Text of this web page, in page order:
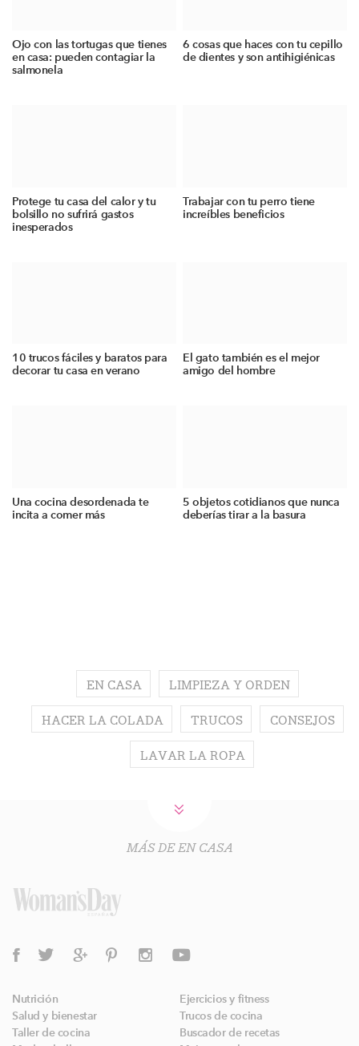
Ojo con las tortugas que tienes
en casa: pueden contagiar la
salmonela
6 cosas que haces con tu cepillo
de dientes y son antihigiénicas
Protege tu casa del calor y tu
bolsillo no sufrirá gastos
inesperados
Trabajar con tu perro tiene
increíbles beneficios
10 trucos fáciles y baratos para
decorar tu casa en verano
El gato también es el mejor
amigo del hombre
Una cocina desordenada te
incita a comer más
5 objetos cotidianos que nunca
deberías tirar a la basura
EN CASA LIMPIEZA Y ORDEN
HACER LA COLADA TRUCOS CONSEJOS
LAVAR LA ROPA
MÁS DE EN CASA
Nutrición
Ejercicios y fitness
Salud y bienestar
Trucos de cocina
Taller de cocina
Buscador de recetas